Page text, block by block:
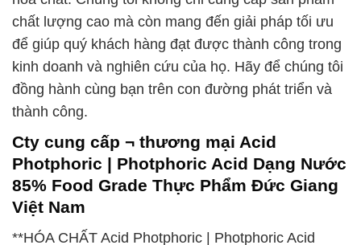
chất lượng cao mà còn mang đến giải pháp tối ưu
để giúp quý khách hàng đạt được thành công trong
kinh doanh và nghiên cứu của họ. Hãy để chúng tôi
đồng hành cùng bạn trên con đường phát triển và
thành công.
Cty cung cấp ¬ thương mại Acid
Photphoric | Photphoric Acid Dạng Nước
85% Food Grade Thực Phẩm Đức Giang
Việt Nam
**HÓA CHẤT Acid Photphoric | Photphoric Acid